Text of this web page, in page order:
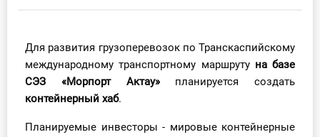
Вебинары
Справочник бухгалтера
Участник ВЭД
Для развития грузоперевозок по Транскаспийскому
международному транспортному маршруту на базе
СЭЗ «Морпорт Актау»планируется создать
контейнерный хаб.
Планируемые инвесторы - мировые контейнерные